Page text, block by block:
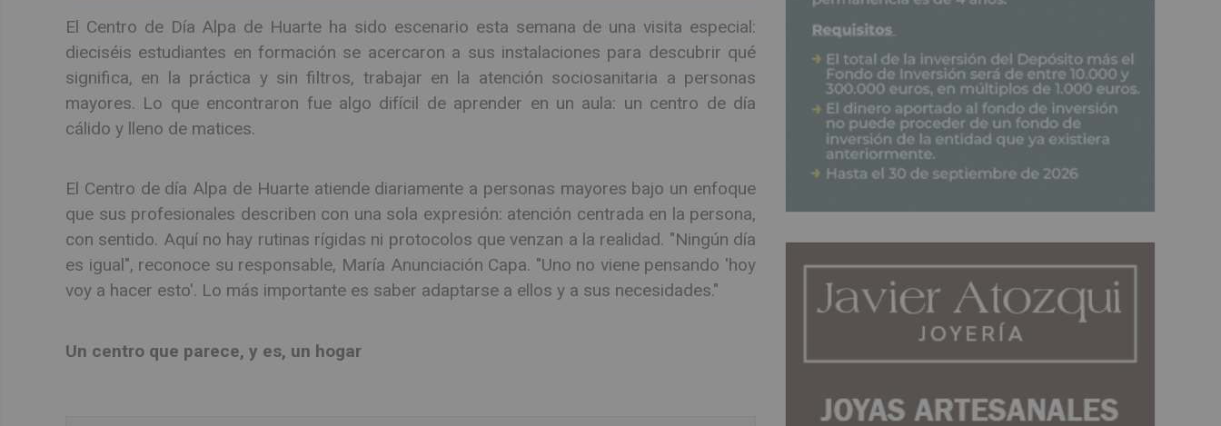
El Centro de Día Alpa de Huarte ha sido escenario esta semana de una visita especial:
dieciséis estudiantes en formación se acercaron a sus instalaciones para descubrir qué
significa, en la práctica y sin filtros, trabajar en la atención sociosanitaria a personas
mayores. Lo que encontraron fue algo difícil de aprender en un aula: un centro de día
cálido y lleno de matices.
El Centro de día Alpa de Huarte atiende diariamente a personas mayores bajo un enfoque
que sus profesionales describen con una sola expresión: atención centrada en la persona,
con sentido. Aquí no hay rutinas rígidas ni protocolos que venzan a la realidad. "Ningún día
es igual", reconoce su responsable, María Anunciación Capa. "Uno no viene pensando 'hoy
voy a hacer esto'. Lo más importante es saber adaptarse a ellos y a sus necesidades."
Un centro que parece, y es, un hogar